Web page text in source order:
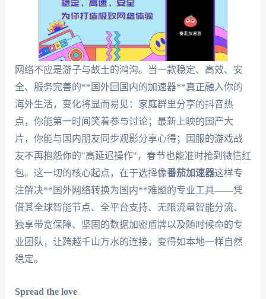
网络不应是游子与故土的鸿沟。当一款稳定、高效、安
全、服务完善的**国外回国内的加速器**真正融入你的
海外生活，变化将显而易见：家庭群里分享的抖音热
点，你能第一时间笑着参与讨论；最新上映的国产大
片，你能与国内朋友同步观影分享心得；国服的游戏战
友不再抱怨你的"高延迟操作"，春节也能准时抢到微信红
包。这一切的核心起点，在于选择像番茄加速器这样专
注解决**国外网络转换为国内**难题的专业工具——凭
借其全球智能节点、全平台支持、无限流量智能分流、
独享带宽保障、坚固的数据加密盾牌以及随时候命的专
业团队，让跨越千山万水的连接，变得如本地一样自然
稳定。
Spread the love